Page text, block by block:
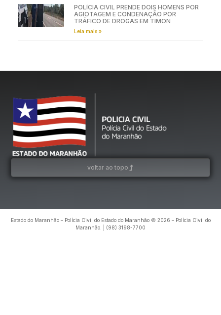
POLÍCIA CIVIL PRENDE DOIS HOMENS POR
AGIOTAGEM E CONDENAÇÃO POR
TRÁFICO DE DROGAS EM TIMON
Leia mais »
voltar ao topo
Estado do Maranhão – Polícia Civil do Estado do Maranhão © 2026 – Polícia Civil do
Maranhão. | (98) 3198-7700